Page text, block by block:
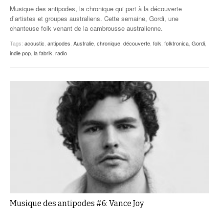
Musique des antipodes, la chronique qui part à la découverte
d’artistes et groupes australiens. Cette semaine, Gordi, une
chanteuse folk venant de la cambrousse australienne.
Tags: acoustic antipodes Australie chronique découverte folk folktronica Gordi
indie pop la fabrik radio
Musique des antipodes #6: Vance Joy